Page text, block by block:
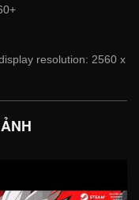
resolution: 2560 x